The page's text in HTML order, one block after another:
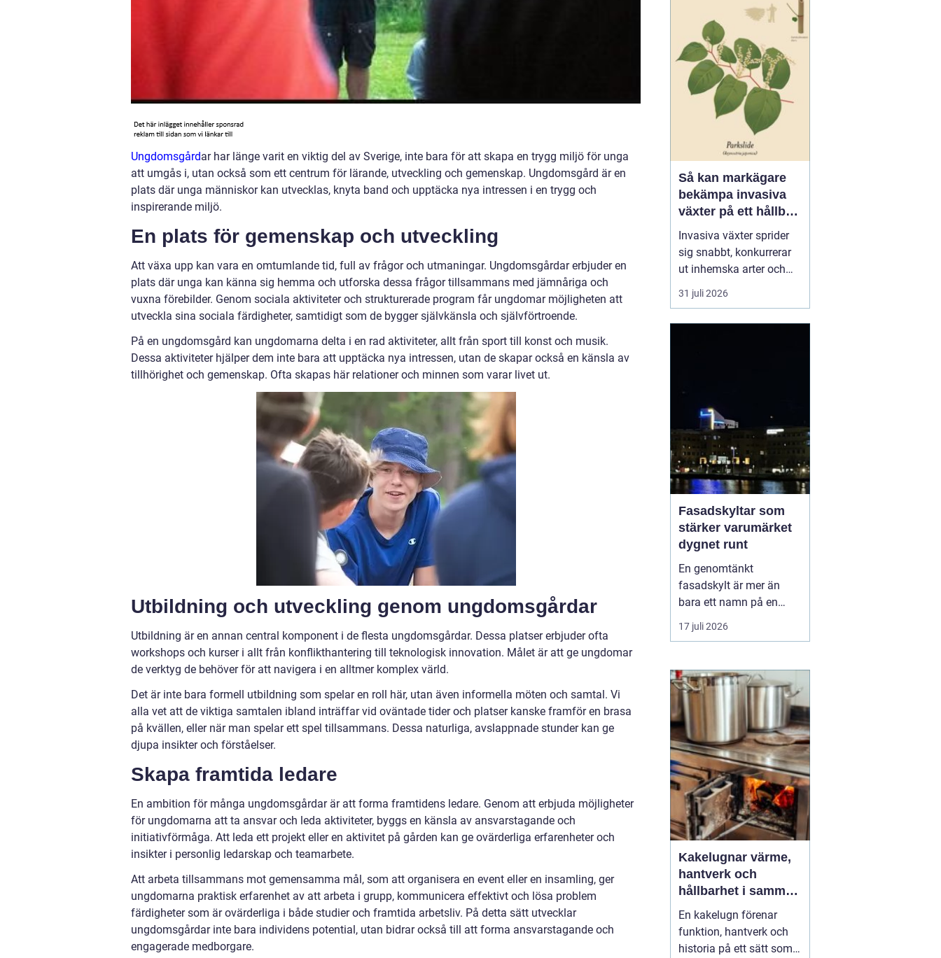
Ungdomsgårdar har länge varit en viktig del av Sverige, inte bara för att skapa en trygg miljö för unga
att umgås i, utan också som ett centrum för lärande, utveckling och gemenskap. Ungdomsgård är en
plats där unga människor kan utvecklas, knyta band och upptäcka nya intressen i en trygg och
inspirerande miljö.
En plats för gemenskap och utveckling
Att växa upp kan vara en omtumlande tid, full av frågor och utmaningar. Ungdomsgårdar erbjuder en
plats där unga kan känna sig hemma och utforska dessa frågor tillsammans med jämnåriga och
vuxna förebilder. Genom sociala aktiviteter och strukturerade program får ungdomar möjligheten att
utveckla sina sociala färdigheter, samtidigt som de bygger självkänsla och självförtroende.
På en ungdomsgård kan ungdomarna delta i en rad aktiviteter, allt från sport till konst och musik.
Dessa aktiviteter hjälper dem inte bara att upptäcka nya intressen, utan de skapar också en känsla av
tillhörighet och gemenskap. Ofta skapas här relationer och minnen som varar livet ut.
Utbildning och utveckling genom ungdomsgårdar
Utbildning är en annan central komponent i de flesta ungdomsgårdar. Dessa platser erbjuder ofta
workshops och kurser i allt från konflikthantering till teknologisk innovation. Målet är att ge ungdomar
de verktyg de behöver för att navigera i en alltmer komplex värld.
Det är inte bara formell utbildning som spelar en roll här, utan även informella möten och samtal. Vi
alla vet att de viktiga samtalen ibland inträffar vid oväntade tider och platser kanske framför en brasa
på kvällen, eller när man spelar ett spel tillsammans. Dessa naturliga, avslappnade stunder kan ge
djupa insikter och förståelser.
Skapa framtida ledare
En ambition för många ungdomsgårdar är att forma framtidens ledare. Genom att erbjuda möjligheter
för ungdomarna att ta ansvar och leda aktiviteter, byggs en känsla av ansvarstagande och
initiativförmåga. Att leda ett projekt eller en aktivitet på gården kan ge ovärderliga erfarenheter och
insikter i personlig ledarskap och teamarbete.
Att arbeta tillsammans mot gemensamma mål, som att organisera en event eller en insamling, ger
ungdomarna praktisk erfarenhet av att arbeta i grupp, kommunicera effektivt och lösa problem
färdigheter som är ovärderliga i både studier och framtida arbetsliv. På detta sätt utvecklar
ungdomsgårdar inte bara individens potential, utan bidrar också till att forma ansvarstagande och
engagerade medborgare.
arbetsdagen, och många
medarbetare up...
Så kan markägare
bekämpa invasiva
växter på ett hållbart
sätt
Invasiva växter sprider
sig snabbt, konkurrerar
ut inhemska arter och
kan på sikt förändra hela
ekosystem. De orsakar
man ska agera, utan
hu...
31 juli 2026
Fasadskyltar som
stärker varumärket
dygnet runt
En genomtänkt
fasadskylt är mer än
bara ett namn på en
vägg. Den fungerar som
företagets ansikte utåt,
signalerar kvalitet innan
någon ens har klivit
innanför dörren. F&o...
17 juli 2026
Kakelugnar värme,
hantverk och
hållbarhet i samma
eldstad
En kakelugn förenar
funktion, hantverk och
historia på ett sätt som